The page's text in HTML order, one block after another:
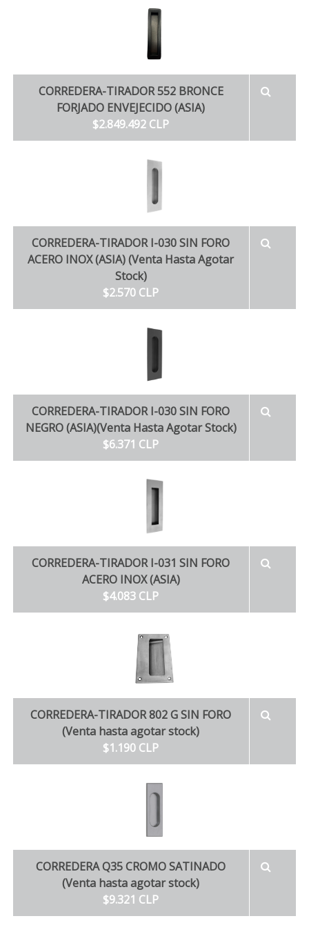
CORREDERA-TIRADOR 552 BRONCE
FORJADO ENVEJECIDO (ASIA)
$2.849.492 CLP
CORREDERA-TIRADOR I-030 SIN FORO
ACERO INOX (ASIA) (Venta Hasta Agotar
Stock)
$2.570 CLP
CORREDERA-TIRADOR I-030 SIN FORO
NEGRO (ASIA)(Venta Hasta Agotar Stock)
$6.371 CLP
CORREDERA-TIRADOR I-031 SIN FORO
ACERO INOX (ASIA)
$4.083 CLP
CORREDERA-TIRADOR 802 G SIN FORO
(Venta hasta agotar stock)
$1.190 CLP
CORREDERA Q35 CROMO SATINADO
(Venta hasta agotar stock)
$9.321 CLP